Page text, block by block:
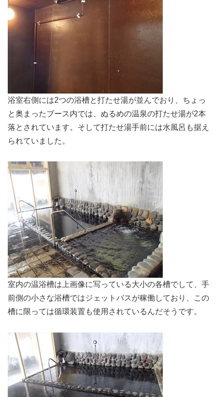
浴室右側には2つの浴槽と打たせ湯が並んでおり、ちょっ
と奥まったブース内では、ぬるめの温泉の打たせ湯が2本
落とされています。そして打たせ湯手前には水風呂も据え
られていました。
室内の温浴槽は上画像に写っている大小の各槽でして、手
前側の小さな浴槽ではジェットバスが稼働しており、この
槽に限っては循環装置も使用されているんだそうです。